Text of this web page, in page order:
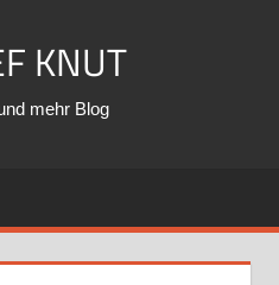
KNUT
mehr Blog